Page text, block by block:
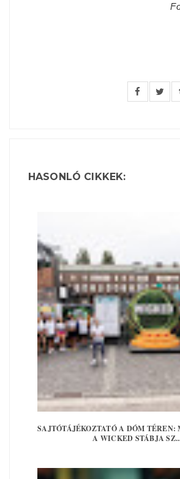
HASONLÓ CIKKEK:
SAJTÓTÁJÉKOZTATÓ A DÓM TÉREN:
A WICKED STÁBJA